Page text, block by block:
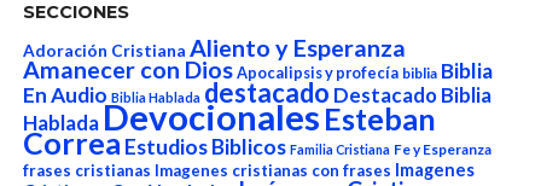
SECCIONES
Adoración Cristiana Aliento y Esperanza
Amanecer con Dios Apocalipsis y profecía biblia Biblia
En Audio Biblia Hablada destacado Destacado Biblia
HabladaDevocionalesEsteban
Correa Estudios Biblicos Familia Cristiana Fe y Esperanza
frases cristianas Imagenes cristianas con frases Imagenes